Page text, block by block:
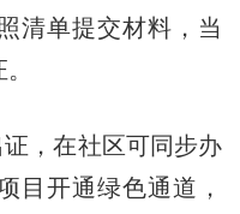
清单提交材料，当
，在社区可同步办
目开通绿色通道，